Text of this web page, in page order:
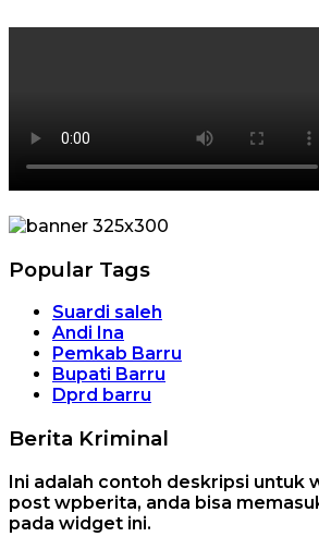
Popular Tags
Suardi saleh
Andi Ina
Pemkab Barru
Bupati Barru
Dprd barru
Berita Kriminal
Ini adalah contoh deskripsi untuk
post wpberita, anda bisa
pada widget ini.